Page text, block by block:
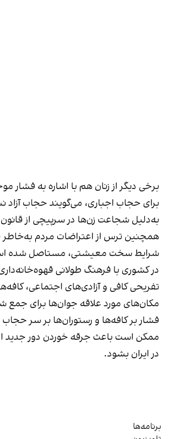
برخی دیگر از زنان هم با اشاره به فشار
برای حجاب اجباری، می‌گویند حجاب آزاد
به‌دلیل شجاعت زن‌ها در سرپیچی از
همچنین ترس از اعتراضات مردم
شرایط سخت معیشتی، مستاصل شده
در کشوری با فرهنگ طولانی
تفریحی کافی و آزادی‌های اجتماعی،
مکان‌های مورد علاقه جوان‌ها برای جمع
فشار بر کافه‌ها و رستوران‌ها بر سر حجاب
ممکن است باعث جرقه خوردن دور جدید
در ایران بشود.
برنامه‌ها